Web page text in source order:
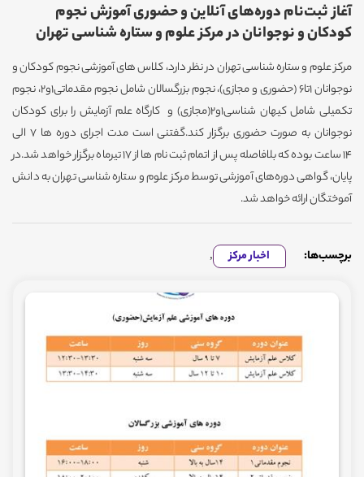
آغاز ثبت‌نام دوره‌های آنلاین و حضوری آموزش نجوم
کودکان و نوجوانان در مرکز علوم و ستاره شناسی تهران
مرکز علوم و ستاره شناسی تهران در نظر دارد، کلاس های آموزشی نجوم کودکان و
نوجوانان ۱تا۶ (حضوری و مجازی)، نجوم بزرگسالان شامل نجوم مقدماتی۱و۲، نجوم
تکمیلی شامل کیهان شناسی۱و۲(مجازی) و کارگاه علم آزمایش را برای کودکان
نوجوانان به صورت حضوری برگزار کند.گفتنی است مدت اجرای دوره ها ۷ الی
۱۴ ساعت بوده که بلافاصله پس از اتمام ثبت نام ها از ۱۷ تیرماه برگزار خواهد شد.در
پایان، گواهی دوره‌های آموزشی توسط مرکز علوم و ستاره شناسی تهران به دانش
آموختگان ارائه خواهد شد.
برچسب‌ها: اخبار مرکز ,